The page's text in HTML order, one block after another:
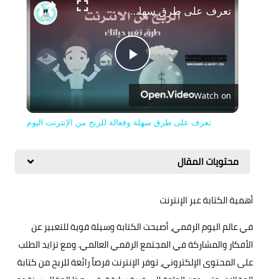
Play
Video
تعرف على طرق سهلة وفعالة للربح من الإنترنت اليوم
Watch on
تعرف على طرق سهلة وفعالة للربح من الإنترنت اليوم
محتويات المقال
أهمية الكتابة عبر الإنترنت
في عالم اليوم الرقمي، أصبحت الكتابة وسيلة قوية للتعبير عن
الأفكار والمشاركة في المجتمع الرقمي العالمي. ومع تزايد الطلب
على المحتوى الإلكتروني، توفر الإنترنت فرصاً رائعة للربح من كتابة